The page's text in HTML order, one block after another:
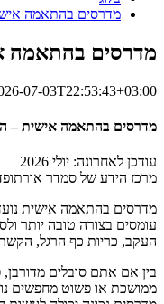
מדרסים בהתאמה
מדרסים בהתאמה
07-03T22:53:43+03:00
מדרסים בהתאמה אישית –
עודכן לאחרונה: יולי 2026
מרכז הידע של סמדר
מדרסים בהתאמה אישית
עומסים בצורה טובה יותר
העקב, כריות כף הרגל, הקשת
בין אם אתם סובלים
ממושכת או פשוט מחפשים